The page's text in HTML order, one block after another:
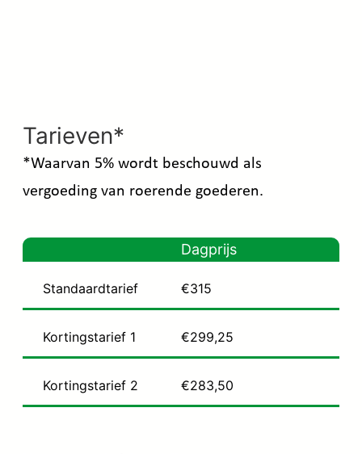
Tarieven*
*Waarvan 5% wordt beschouwd als
vergoeding van roerende goederen.
Dagprijs
Standaardtarief €315
Kortingstarief 1 €299,25
Kortingstarief 2 €283,50